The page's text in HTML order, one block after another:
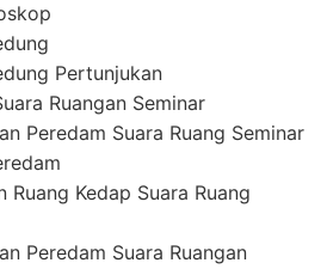
Pertunjukan
Ruangan Seminar
Peredam Suara Ruang Seminar
Ruang Kedap Suara Ruang
Peredam Suara Ruangan